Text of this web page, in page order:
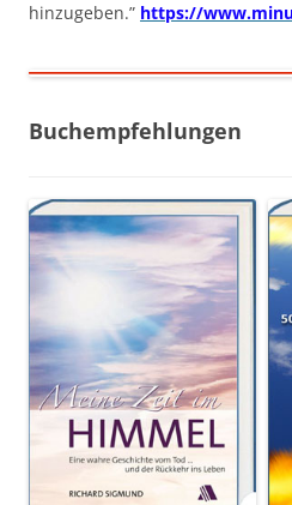
hinzugeben.” https://
Buchempfehlungen